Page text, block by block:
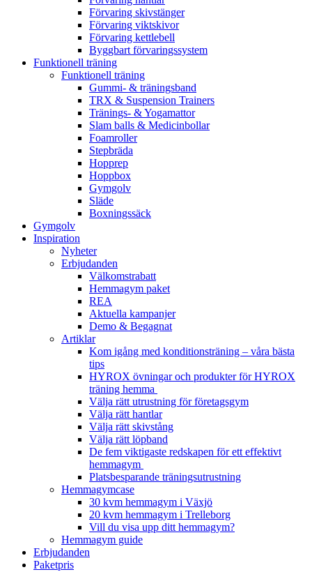
Förvaring skivstänger
Förvaring viktskivor
Förvaring kettlebell
Byggbart förvaringssystem
Funktionell träning
Funktionell träning
Gummi- & träningsband
TRX & Suspension Trainers
Tränings- & Yogamattor
Slam balls & Medicinbollar
Foamroller
Stepbräda
Hopprep
Hoppbox
Gymgolv
Släde
Boxningssäck
Gymgolv
Inspiration
Nyheter
Erbjudanden
Välkomstrabatt
Hemmagym paket
REA
Aktuella kampanjer
Demo & Begagnat
Artiklar
Kom igång med konditionsträning – våra bästa
tips
HYROX övningar och produkter för HYROX
träning hemma
Välja rätt utrustning för företagsgym
Välja rätt hantlar
Välja rätt skivstång
Välja rätt löpband
De fem viktigaste redskapen för ett effektivt
hemmagym
Platsbesparande träningsutrustning
Hemmagymcase
30 kvm hemmagym i Växjö
20 kvm hemmagym i Trelleborg
Vill du visa upp ditt hemmagym?
Hemmagym guide
Erbjudanden
Paketpris